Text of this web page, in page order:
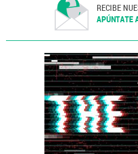
RECIBE
APÚNTATE